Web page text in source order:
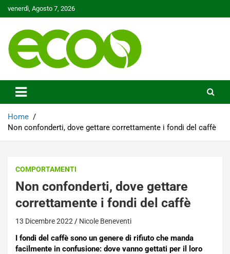
to
venerdì, Agosto 7, 2026
Ecoo.it
Home
Non confonderti, dove gettare correttamente i fondi del caffè
COMPORTAMENTI
Non confonderti, dove gettare
correttamente i fondi del caffè
13 Dicembre 2022 Nicole Beneventi
I fondi del caffè sono un genere di rifiuto che manda
facilmente in confusione: dove vanno gettati per il loro